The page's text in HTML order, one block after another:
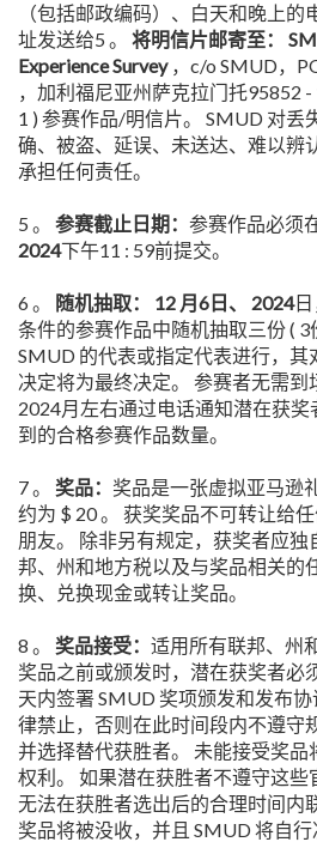
（包括邮政编码）、白天和晚上
址发送给5 。 将明信片邮寄至：
Experience Survey，c/o SMUD，
，加利福尼亚州萨克拉门托95852 -
1 ) 参赛作品/明信片。 SMUD 对丢
确、被盗、延误、未送达、难以辨
承担任何责任。
5 。 参赛截止日期： 参赛作品必须
2024下午11 : 59前提交。
6 。 随机抽取： 12 月6日、 2024
条件的参赛作品中随机抽取三份 (
SMUD 的代表或指定代表进行，其
决定将为最终决定。 参赛者无需
2024月左右通过电话通知潜在获
到的合格参赛作品数量。
7 。 奖品： 奖品是一张虚拟亚马逊
约为 $ 20 。 获奖奖品不可转让给
朋友。 除非另有规定，获奖者应
邦、州和地方税以及与奖品相关的
换、兑换现金或转让奖品。
8 。 奖品接受： 适用所有联邦、州
奖品之前或颁发时，潜在获奖者必
天内签署 SMUD 奖项颁发和发布
律禁止，否则在此时间段内不遵守
并选择替代获胜者。 未能接受奖品
权利。 如果潜在获胜者不遵守这
无法在获胜者选出后的合理时间内
奖品将被没收，并且 SMUD 将自行